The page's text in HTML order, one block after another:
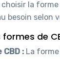
la
besoin selon
de
CBD : La